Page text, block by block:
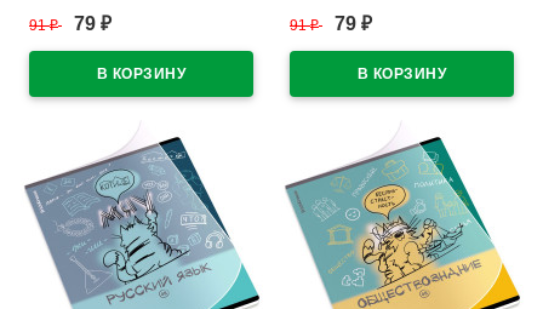
Котоформулы Физика
арт.59508
91₽ 79 ₽
Котоформулы Информатика
арт.62536
91₽ 79 ₽